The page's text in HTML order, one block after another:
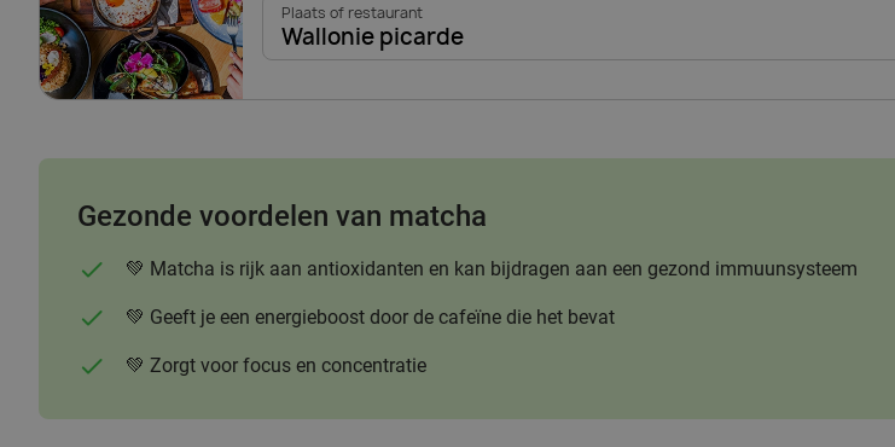
Plaats of restaurant
Wallonie picarde
Gezonde voordelen van matcha
💚 Matcha is rijk aan antioxidanten en kan bijdragen aan een gezond immuunsysteem
💚 Geeft je een energieboost door de cafeïne die het bevat
💚 Zorgt voor focus en concentratie